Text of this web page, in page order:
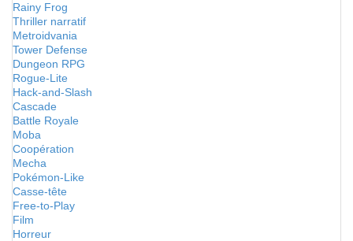
Rainy Frog
Thriller narratif
Metroidvania
Tower Defense
Dungeon RPG
Rogue-Lite
Hack-and-Slash
Cascade
Battle Royale
Moba
Coopération
Mecha
Pokémon-Like
Casse-tête
Free-to-Play
Film
Horreur